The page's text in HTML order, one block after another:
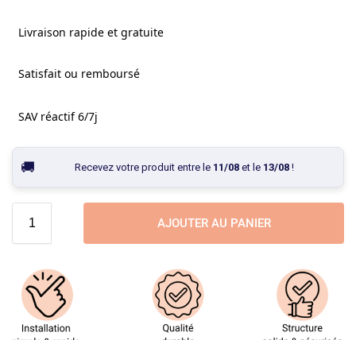
Livraison rapide et gratuite
Satisfait ou remboursé
SAV réactif 6/7j
Recevez votre produit entre le 11/08et le 13/08!
AJOUTER AU PANIER